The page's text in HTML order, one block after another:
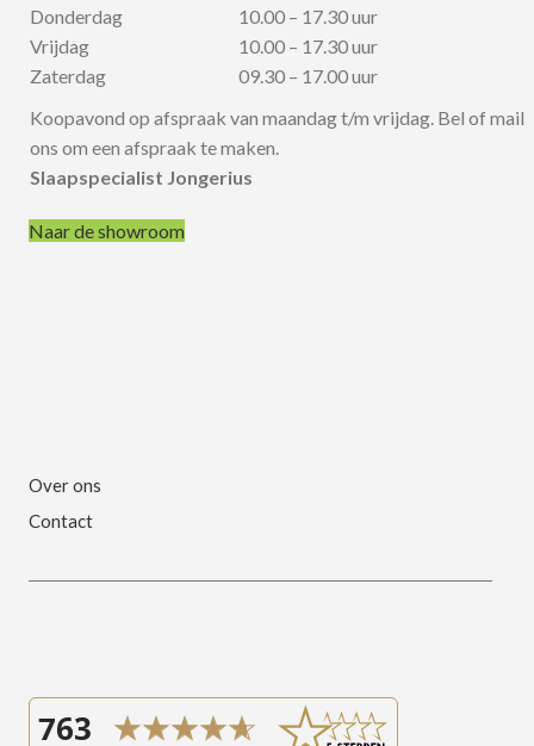
Donderdag
Vrijdag
Zaterdag
10.00 – 17.30 uur
10.00 – 17.30 uur
09.30 – 17.00 uur
Koopavond op afspraak van maandag t/m vrijdag. Bel of mail
ons om een afspraak te maken.
Slaapspecialist Jongerius
Naar de showroom
Over ons
Contact